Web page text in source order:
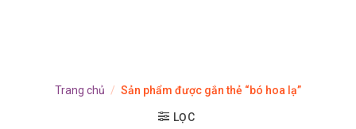
Trang chủ / Sản phẩm được gắn thẻ “bó hoa lạ”
LỌC